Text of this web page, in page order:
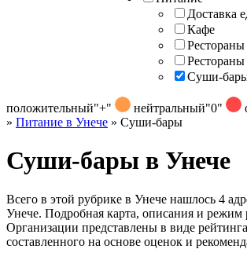
Доставка
Кафе
Рестораны
Суши-
положительный"+" нейтральный"0"
» Питание в Унече » Суши-бары
Суши-бары в Унече
Всего в этой рубрике в Унече нашлось 4
Унече. Подробная карта, описания и режим
Организации представлены в виде
составленного на основе оценок и